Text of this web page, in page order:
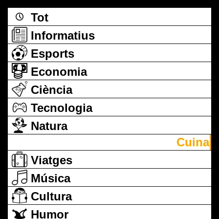
Tot
Informatius
Esports
Economia
Ciència
Tecnologia
Natura
Cuina
Viatges
Música
Cultura
Humor